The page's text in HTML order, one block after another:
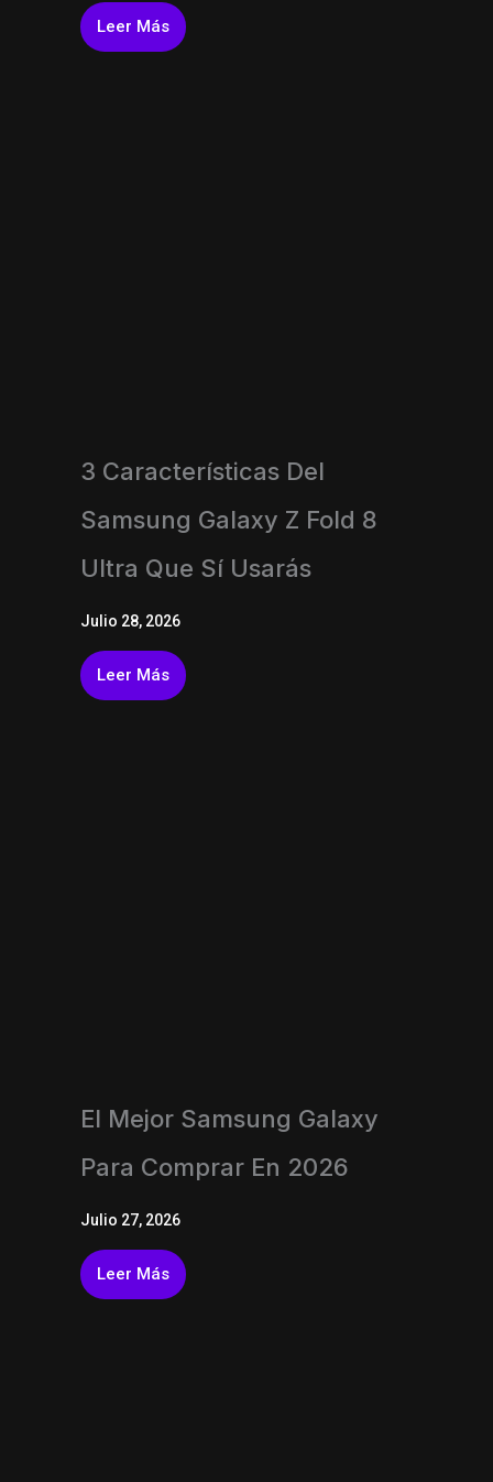
Leer Más
3 Características Del
Samsung Galaxy Z Fold 8
Ultra Que Sí Usarás
Julio 28, 2026
Leer Más
El Mejor Samsung Galaxy
Para Comprar En 2026
Julio 27, 2026
Leer Más